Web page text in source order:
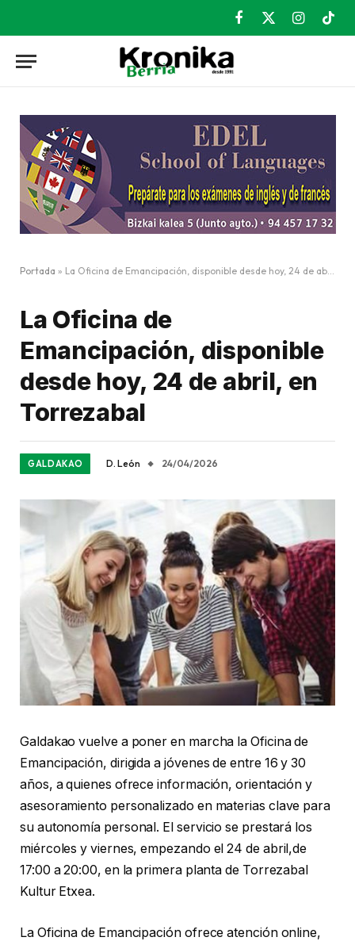
Facebook
X
Instagram
Portada » La Oficina de Emancipación, disponible desde hoy, 24 de abril, en Torrezabal
La Oficina de
Emancipación, disponible
desde hoy, 24 de abril, en
Torrezabal
GALDAKAO D. León 24/04/2026
Galdakao vuelve a poner en marcha la Oficina de
Emancipación, dirigida a jóvenes de entre 16 y 30
años, a quienes ofrece información, orientación y
asesoramiento personalizado en materias clave para
su autonomía personal. El servicio se prestará los
miércoles y viernes, empezando el 24 de abril,de
17:00 a 20:00, en la primera planta de Torrezabal
Kultur Etxea.
La Oficina de Emancipación ofrece atención online,